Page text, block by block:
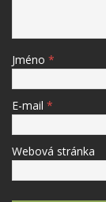
Jméno *
E-mail *
Webová stránka